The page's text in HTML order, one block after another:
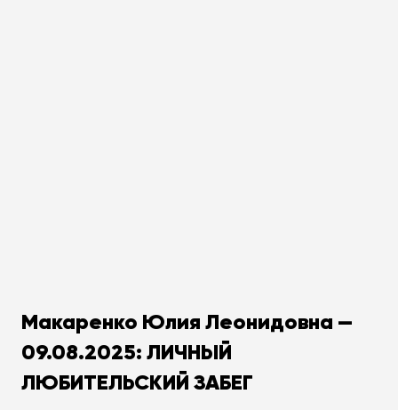
Макаренко Юлия Леонидовна —
09.08.2025: ЛИЧНЫЙ
ЛЮБИТЕЛЬСКИЙ ЗАБЕГ